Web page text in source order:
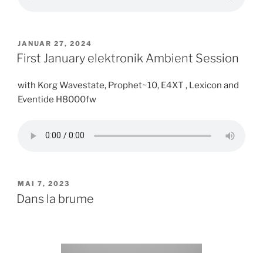
VERÖFFENTLICHT
AM
JANUAR 27, 2024
First January elektronik Ambient Session
with Korg Wavestate, Prophet~10, E4XT , Lexicon and
Eventide H8000fw
VERÖFFENTLICHT
AM
MAI 7, 2023
Dans la brume